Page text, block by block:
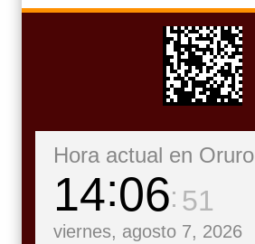
Hora actual en Oruro
14 06 52
viernes, agosto 7, 2026